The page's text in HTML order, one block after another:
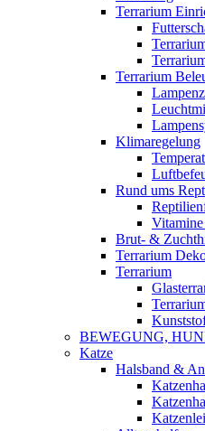
Terrarium
Terrarium
Klimaregelung
Rund ums
Brut- &
Terrarium
Terrarium
BEWEGUNG,
Katze
Halsband &